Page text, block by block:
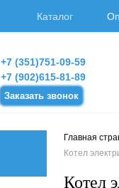
Каталог
+7 (351)751-09-59
+7 (902)615-81-89
Заказать звонок
Главная
Котел
Котел